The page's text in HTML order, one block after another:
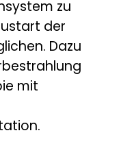
zu
der
Dazu
mit